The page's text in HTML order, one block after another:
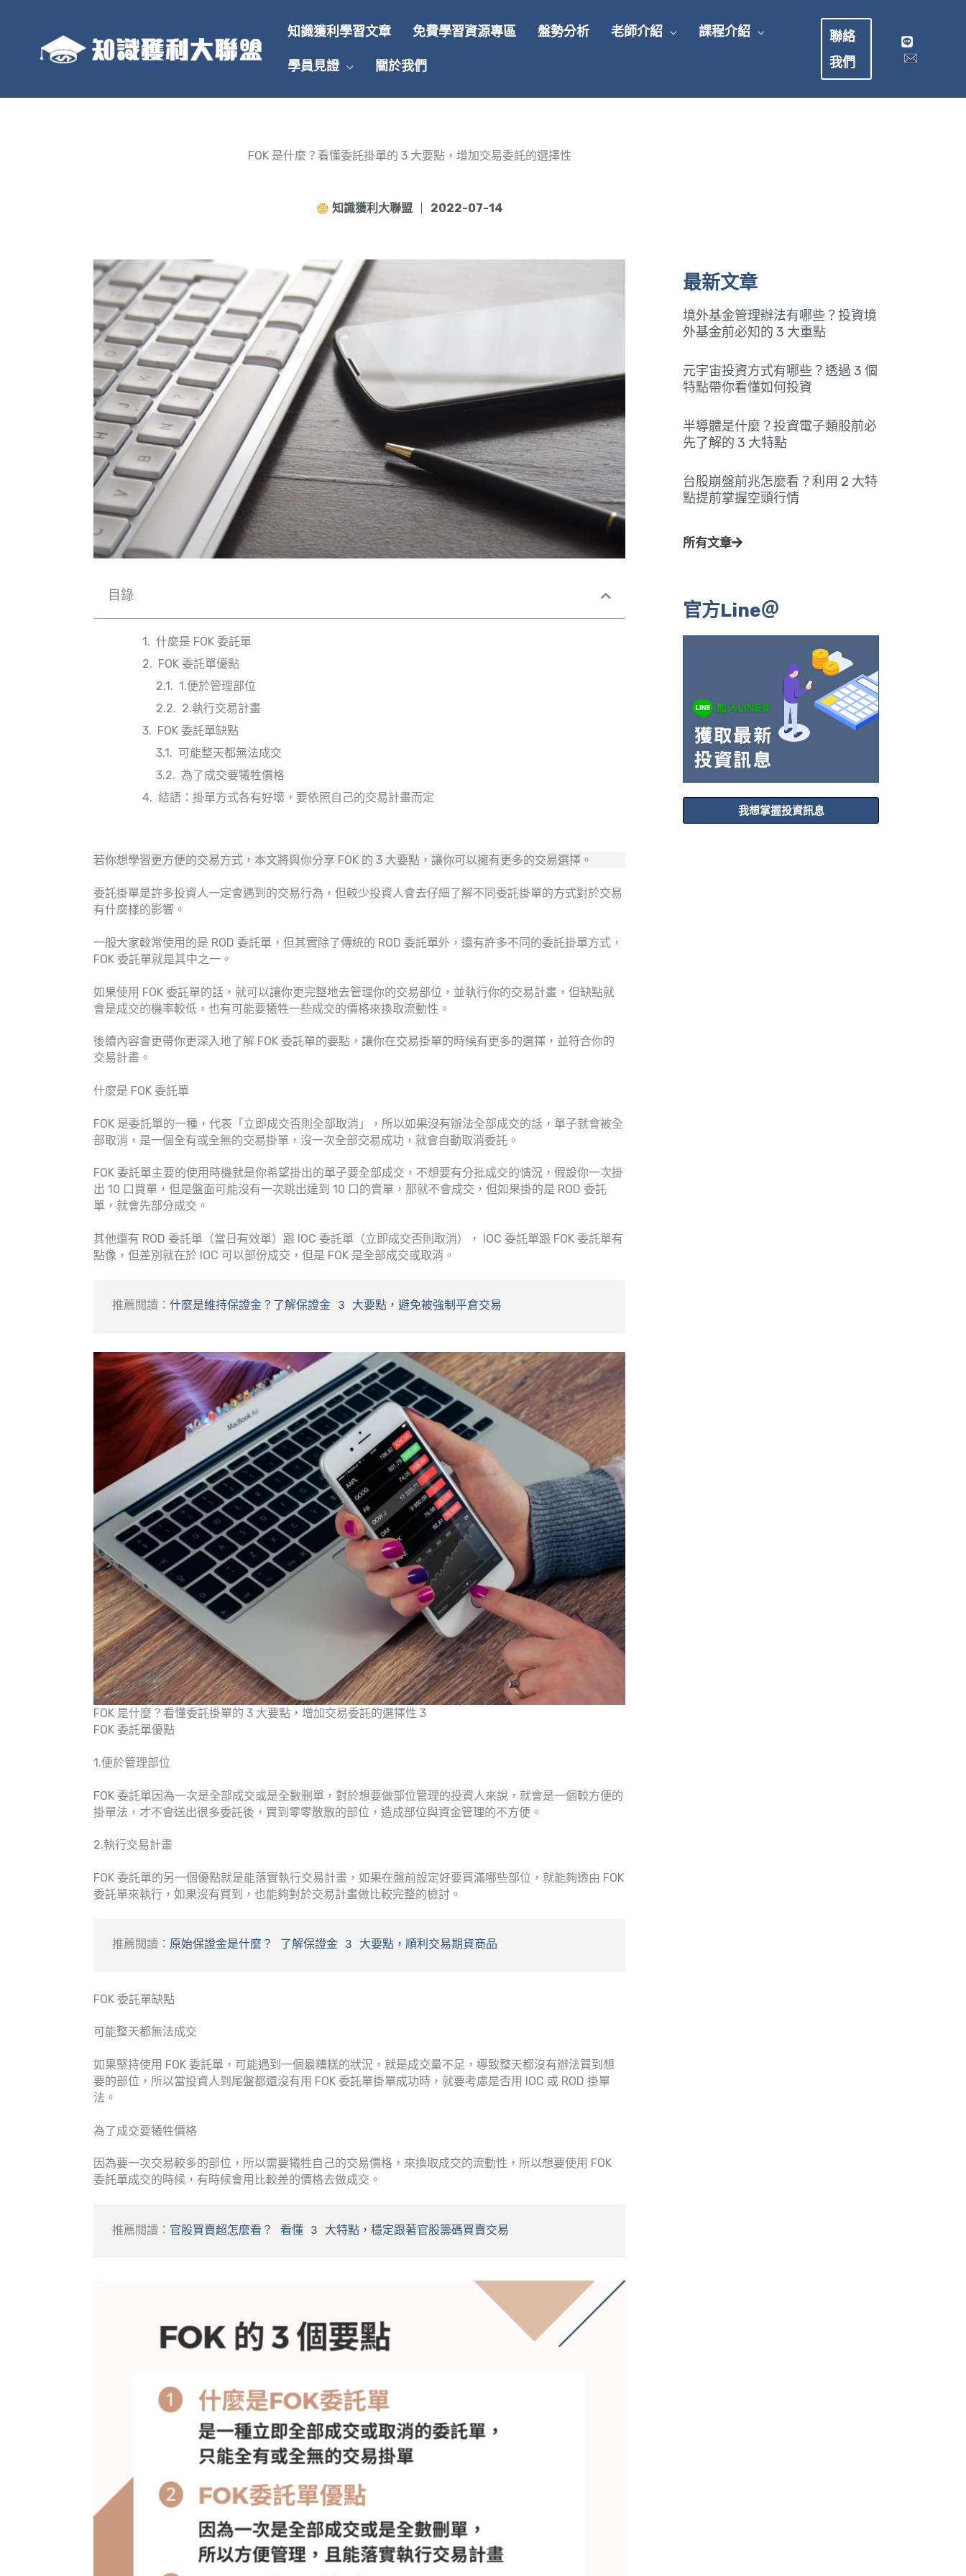
知識獲利學習文章 免費學習資源專區 盤勢分析 老師介紹 課程介紹
學員見證 關於我們
聯絡
我們
FOK 是什麼？看懂委託掛單的 3 大要點，增加交易委託的選擇性
知識獲利大聯盟 2022-07-14
目錄
什麼是 FOK 委託單
FOK 委託單優點
1.便於管理部位
2.執行交易計畫
FOK 委託單缺點
可能整天都無法成交
為了成交要犧牲價格
結語：掛單方式各有好壞，要依照自己的交易計畫而定
若你想學習更方便的交易方式，本文將與你分享 FOK 的 3 大要點，讓你可以擁有更多的交易選擇。
委託掛單是許多投資人一定會遇到的交易行為，但較少投資人會去仔細了解不同委託掛單的方式對於交易
有什麼樣的影響。
一般大家較常使用的是 ROD 委託單，但其實除了傳統的 ROD 委託單外，還有許多不同的委託掛單方式，
FOK 委託單就是其中之一。
如果使用 FOK 委託單的話，就可以讓你更完整地去管理你的交易部位，並執行你的交易計畫，但缺點就
會是成交的機率較低，也有可能要犧牲一些成交的價格來換取流動性。
後續內容會更帶你更深入地了解 FOK 委託單的要點，讓你在交易掛單的時候有更多的選擇，並符合你的
交易計畫。
什麼是 FOK 委託單
FOK 是委託單的一種，代表「立即成交否則全部取消」，所以如果沒有辦法全部成交的話，單子就會被全
部取消，是一個全有或全無的交易掛單，沒一次全部交易成功，就會自動取消委託。
FOK 委託單主要的使用時機就是你希望掛出的單子要全部成交，不想要有分批成交的情況，假設你一次掛
出 10 口買單，但是盤面可能沒有一次跳出達到 10 口的賣單，那就不會成交，但如果掛的是 ROD 委託
單，就會先部分成交。
其他還有 ROD 委託單（當日有效單）跟 IOC 委託單（立即成交否則取消）， IOC 委託單跟 FOK 委託單有
點像，但差別就在於 IOC 可以部份成交，但是 FOK 是全部成交或取消。
推薦閱讀： 什麼是維持保證金？了解保證金 3 大要點，避免被強制平倉交易
FOK 是什麼？看懂委託掛單的 3 大要點，增加交易委託的選擇性 3
FOK 委託單優點
1.便於管理部位
FOK 委託單因為一次是全部成交或是全數刪單，對於想要做部位管理的投資人來說，就會是一個較方便的
掛單法，才不會送出很多委託後，買到零零散散的部位，造成部位與資金管理的不方便。
2.執行交易計畫
FOK 委託單的另一個優點就是能落實執行交易計畫，如果在盤前設定好要買滿哪些部位，就能夠透由 FOK
委託單來執行，如果沒有買到，也能夠對於交易計畫做比較完整的檢討。
推薦閱讀： 原始保證金是什麼？ 了解保證金 3 大要點，順利交易期貨商品
FOK 委託單缺點
可能整天都無法成交
如果堅持使用 FOK 委託單，可能遇到一個最糟糕的狀況，就是成交量不足，導致整天都沒有辦法買到想
要的部位，所以當投資人到尾盤都還沒有用 FOK 委託單掛單成功時，就要考慮是否用 IOC 或 ROD 掛單
法。
為了成交要犧牲價格
因為要一次交易較多的部位，所以需要犧牲自己的交易價格，來換取成交的流動性，所以想要使用 FOK
委託單成交的時候，有時候會用比較差的價格去做成交。
推薦閱讀： 官股買賣超怎麼看？ 看懂 3 大特點，穩定跟著官股籌碼買賣交易
最新文章
境外基金管理辦法有哪些？投資境
外基金前必知的 3 大重點
元宇宙投資方式有哪些？透過 3 個
特點帶你看懂如何投資
半導體是什麼？投資電子類股前必
先了解的 3 大特點
台股崩盤前兆怎麼看？利用 2 大特
點提前掌握空頭行情
所有文章
官方Line＠
我想掌握投資訊息